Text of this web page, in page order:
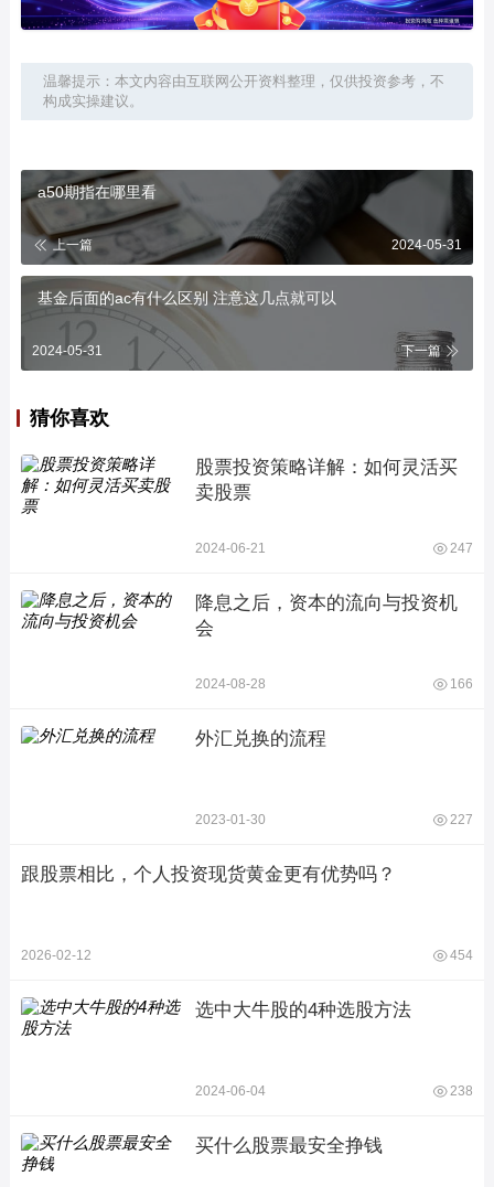
温馨提示：本文内容由互联网公开资料整理，仅供投资参考，不
构成实操建议。
a50期指在哪里看
上一篇 2024-05-31
基金后面的ac有什么区别 注意这几点就可以
2024-05-31 下一篇
猜你喜欢
股票投资策略详解：如何灵活买
卖股票
2024-06-21 247
降息之后，资本的流向与投资机
会
2024-08-28 166
外汇兑换的流程
2023-01-30 227
跟股票相比，个人投资现货黄金更有优势吗？
2026-02-12 454
选中大牛股的4种选股方法
2024-06-04 238
买什么股票最安全挣钱